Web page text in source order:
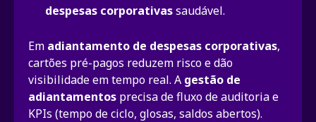
despesas corporativassaudável.
Em adiantamento de despesas corporativas,
cartões pré-pagos reduzem risco e dão
visibilidade em tempo real. A gestão de
adiantamentos precisa de fluxo de auditoria e
KPIs (tempo de ciclo, glosas, saldos abertos).